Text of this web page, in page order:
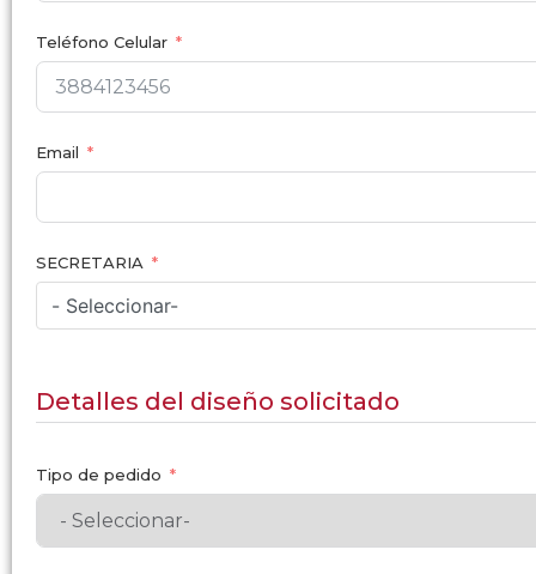
Teléfono Celular
Email
SECRETARIA
- Seleccionar-
Detalles del diseño solicitado
Tipo de pedido